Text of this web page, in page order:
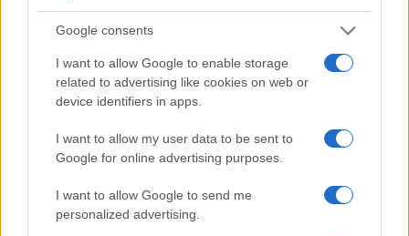
Google consents
I want to allow Google to enable storage
related to advertising like cookies on web or
device identifiers in apps.
I want to allow my user data to be sent to
Google for online advertising purposes.
I want to allow Google to send me
personalized advertising.